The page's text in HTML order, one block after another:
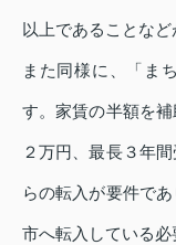
以上であることなど
また同様に、「ま
す。家賃の半額を
２万円、最長３年
らの転入が要件で
市へ転入している必